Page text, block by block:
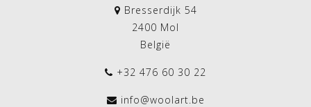
Bresserdijk 54
2400 Mol
België
+32 476 60 30 22
info@woolart.be